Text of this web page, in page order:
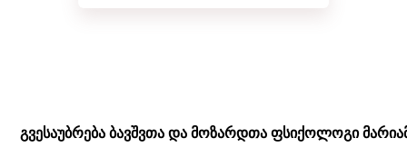
მქონე
გვესაუბრებაბავშვთადამოზარდთაფსიქოლოგი